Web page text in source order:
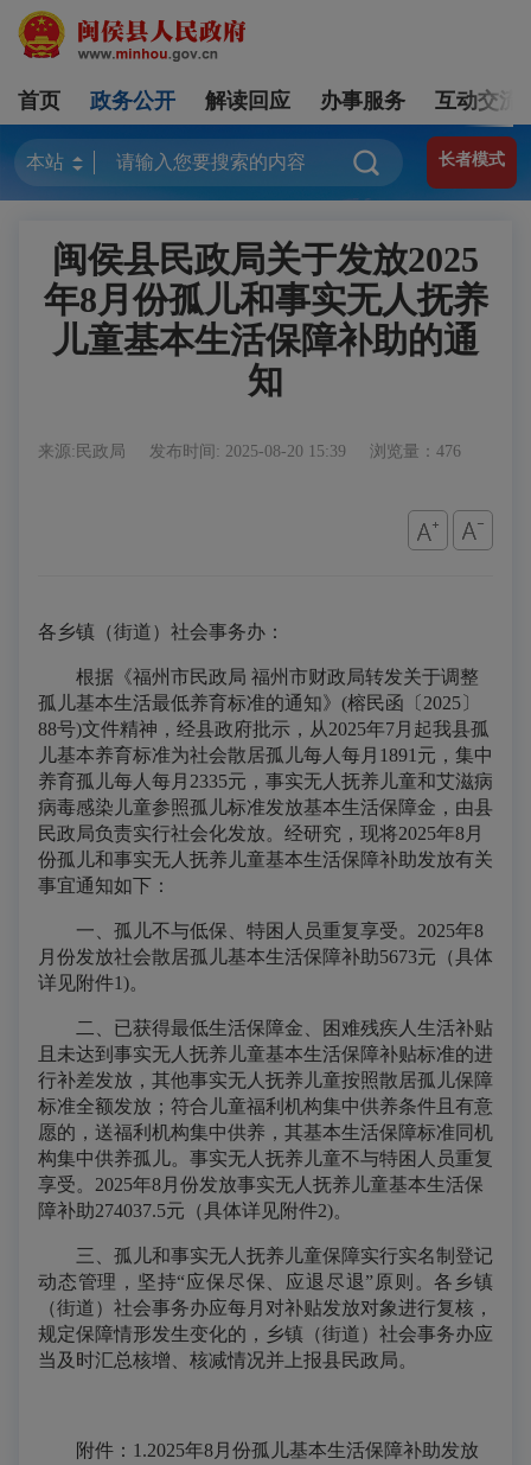
首页 政务公开 解读回应 办事服务 互动交流
长者模式
闽侯县民政局关于发放2025
年8月份孤儿和事实无人抚养
儿童基本生活保障补助的通
知
来源:民政局 发布时间: 2025-08-20 15:39 浏览量：476
各乡镇（街道）社会事务办：
根据《福州市民政局 福州市财政局转发关于调整
孤儿基本生活最低养育标准的通知》(榕民函〔2025〕
88号)文件精神，经县政府批示，从2025年7月起我县孤
儿基本养育标准为社会散居孤儿每人每月1891元，集中
养育孤儿每人每月2335元，事实无人抚养儿童和艾滋病
病毒感染儿童参照孤儿标准发放基本生活保障金，由县
民政局负责实行社会化发放。经研究，现将2025年8月
份孤儿和事实无人抚养儿童基本生活保障补助发放有关
事宜通知如下：
一、孤儿不与低保、特困人员重复享受。2025年8
月份发放社会散居孤儿基本生活保障补助5673元（具体
详见附件1)。
二、已获得最低生活保障金、困难残疾人生活补贴
且未达到事实无人抚养儿童基本生活保障补贴标准的进
行补差发放，其他事实无人抚养儿童按照散居孤儿保障
标准全额发放；符合儿童福利机构集中供养条件且有意
愿的，送福利机构集中供养，其基本生活保障标准同机
构集中供养孤儿。事实无人抚养儿童不与特困人员重复
享受。2025年8月份发放事实无人抚养儿童基本生活保
障补助274037.5元（具体详见附件2)。
三、孤儿和事实无人抚养儿童保障实行实名制登记
动态管理，坚持“应保尽保、应退尽退”原则。各乡镇
（街道）社会事务办应每月对补贴发放对象进行复核，
规定保障情形发生变化的，乡镇（街道）社会事务办应
当及时汇总核增、核减情况并上报县民政局。
附件：1.2025年8月份孤儿基本生活保障补助发放